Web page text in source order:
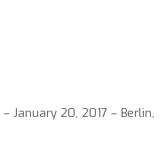
January 20, 2017 – Berlin,